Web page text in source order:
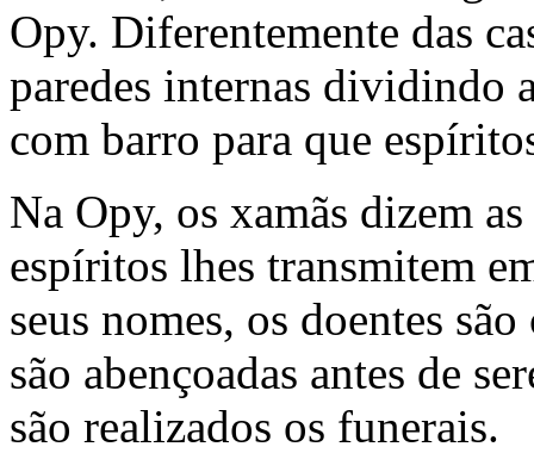
Opy. Diferentemente das
paredes internas dividindo
com barro para que
Na Opy, os xamãs dizem
espíritos lhes transmitem
seus nomes, os doentes
são abençoadas antes de
são realizados os funerais.